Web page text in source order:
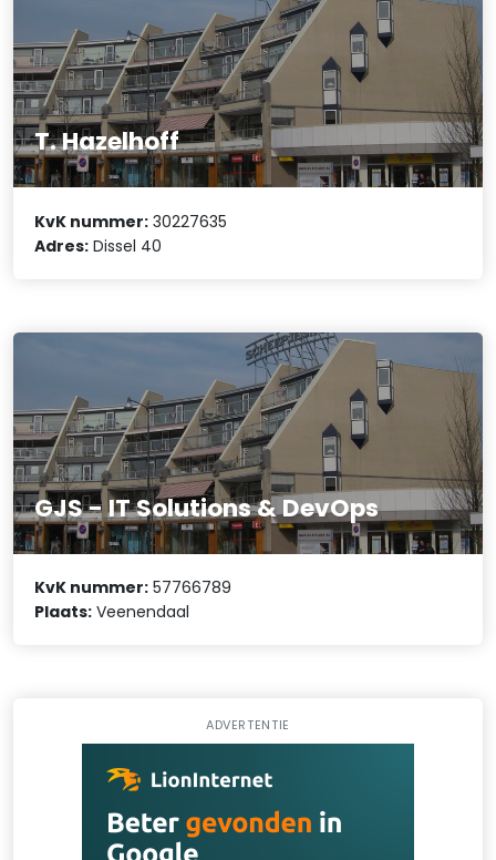
T. Hazelhoff
KvK nummer: 30227635
Adres: Dissel 40
GJS - IT Solutions & DevOps
KvK nummer: 57766789
Plaats: Veenendaal
ADVERTENTIE